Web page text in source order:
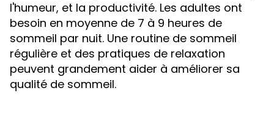
l'humeur, et la productivité. Les adultes ont
besoin en moyenne de 7 à 9 heures de
sommeil par nuit. Une routine de sommeil
régulière et des pratiques de relaxation
peuvent grandement aider à améliorer sa
qualité de sommeil.